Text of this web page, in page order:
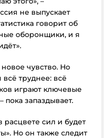
не выпускает
говорит об
оборонщики, и я
чувство. Но
всё труднее: всё
играют ключевые
запаздывает.
расцвете сил и будет
Но он также следит